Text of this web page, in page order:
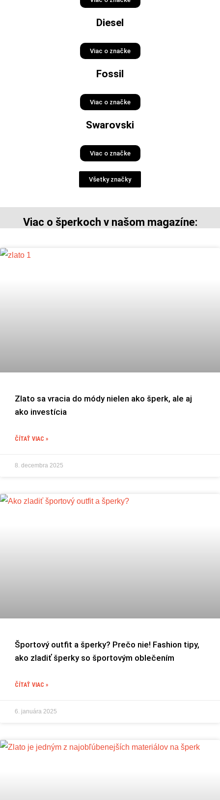
Diesel
Viac o značke
Fossil
Viac o značke
Swarovski
Viac o značke
Všetky značky
Viac o šperkoch v našom magazíne:
Zlato sa vracia do módy nielen ako šperk, ale aj
ako investícia
ČÍTAŤ VIAC »
8. decembra 2025
Športový outfit a šperky? Prečo nie! Fashion tipy,
ako zladiť šperky so športovým oblečením
ČÍTAŤ VIAC »
6. januára 2025